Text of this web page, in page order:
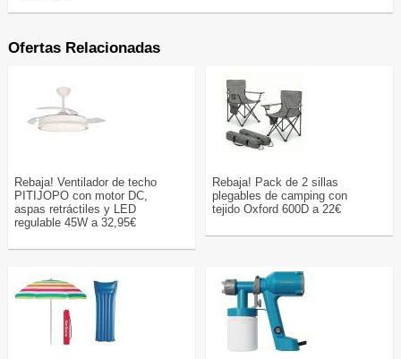
Ofertas Relacionadas
Rebaja! Ventilador de techo
PITIJOPO con motor DC,
aspas retráctiles y LED
regulable 45W a 32,95€
Rebaja! Pack de 2 sillas
plegables de camping con
tejido Oxford 600D a 22€